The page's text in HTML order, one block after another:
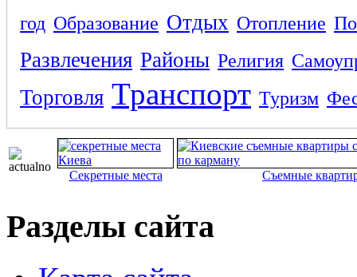
год Образование Отдых Отопление
Развлечения Районы Религия
Торговля Транспорт Туризм
Секретные места Съемные
Разделы сайта